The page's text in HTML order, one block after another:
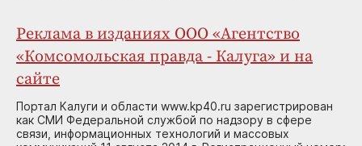
Реклама в изданиях ООО «Агентство
«Комсомольская правда - Калуга» и на
сайте
Портал Калуги и области www.kp40.ru зарегистрирован
как СМИ Федеральной службой по надзору в сфере
связи, информационных технологий и массовых